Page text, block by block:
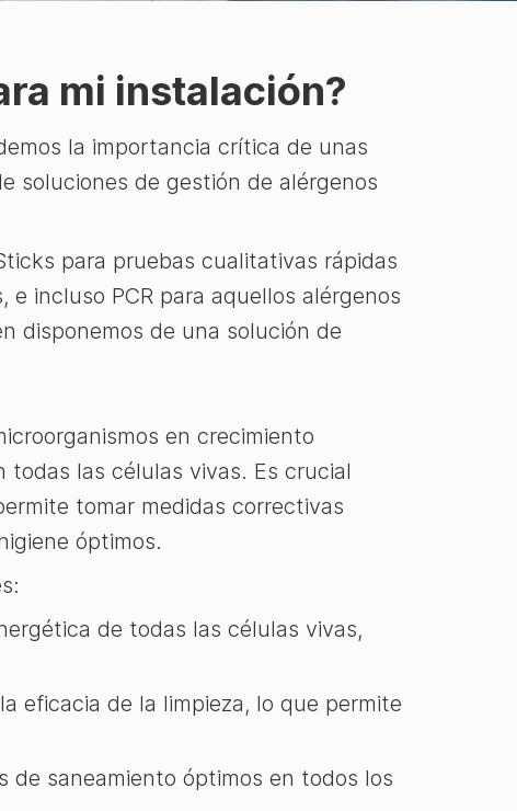
mi instalación?
la importancia crítica de unas
soluciones de gestión de alérgenos
para pruebas cualitativas rápidas
incluso PCR para aquellos alérgenos
disponemos de una solución de
en crecimiento
las células vivas. Es crucial
tomar medidas correctivas
óptimos.
de todas las células vivas,
eficacia de la limpieza, lo que permite
de saneamiento óptimos en todos los